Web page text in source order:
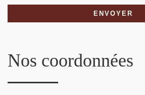
Nos coordonnées